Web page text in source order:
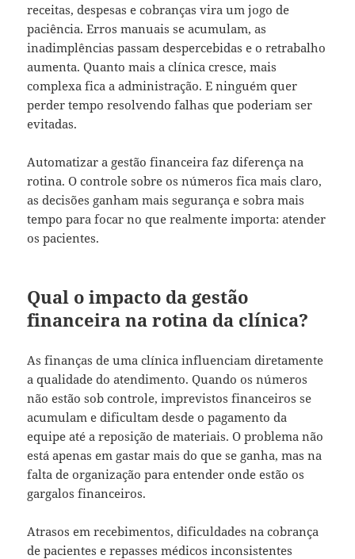
receitas, despesas e cobranças vira um jogo de
paciência. Erros manuais se acumulam, as
inadimplências passam despercebidas e o retrabalho
aumenta. Quanto mais a clínica cresce, mais
complexa fica a administração. E ninguém quer
perder tempo resolvendo falhas que poderiam ser
evitadas.
Automatizar a gestão financeira faz diferença na
rotina. O controle sobre os números fica mais claro,
as decisões ganham mais segurança e sobra mais
tempo para focar no que realmente importa: atender
os pacientes.
Qual o impacto da gestão
financeira na rotina da clínica?
As finanças de uma clínica influenciam diretamente
a qualidade do atendimento. Quando os números
não estão sob controle, imprevistos financeiros se
acumulam e dificultam desde o pagamento da
equipe até a reposição de materiais. O problema não
está apenas em gastar mais do que se ganha, mas na
falta de organização para entender onde estão os
gargalos financeiros.
Atrasos em recebimentos, dificuldades na cobrança
de pacientes e repasses médicos inconsistentes